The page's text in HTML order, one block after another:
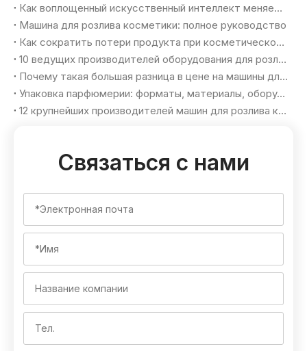
Как воплощенный искусственный интеллект меняет представление о гибком производстве на косметических фабриках
Машина для розлива косметики: полное руководство
Как сократить потери продукта при косметическом розливе
10 ведущих производителей оборудования для розлива парфюмерии в Турции
Почему такая большая разница в цене на машины для розлива парфюмерии?
Упаковка парфюмерии: форматы, материалы, оборудование и критерии выбора
12 крупнейших производителей машин для розлива косметики в 2026 году
Связаться с нами